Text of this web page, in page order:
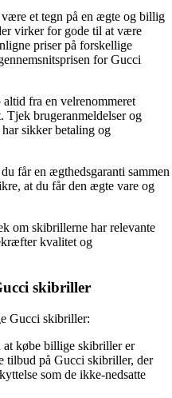
et tegn på en ægte og billig
virker for gode til at være
priser på forskellige
for Gucci
fra en velrenommeret
Tjek brugeranmeldelser og
sikker betaling og
får en ægthedsgaranti sammen
at du får den ægte vare og
om skibrillerne har relevante
kvalitet og
skibriller
Gucci skibriller:
at købe billige skibriller er
tilbud på Gucci skibriller, der
som de ikke-nedsatte